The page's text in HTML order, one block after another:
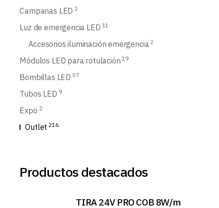
Campanas LED 2
Luz de emergencia LED 11
Accesorios iluminación emergencia 2
Módulos LED para rotulación 19
Bombillas LED 57
Tubos LED 9
Expo 2
Outlet 216
Productos destacados
TIRA 24V PRO COB 8W/m